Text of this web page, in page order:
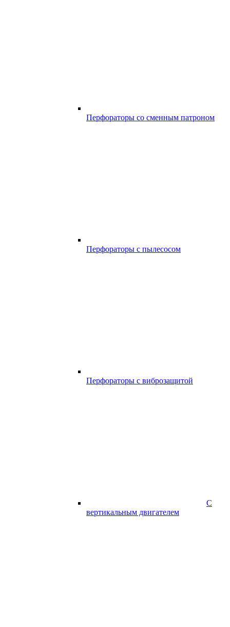
Перфораторы со сменным патроном
Перфораторы с пылесосом
Перфораторы с виброзащитой
С
вертикальным двигателем